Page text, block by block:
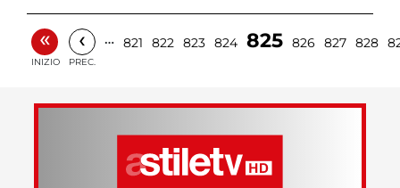
«
INIZIO
‹
PREC.
… 821 822 823 824 825 826 827 828